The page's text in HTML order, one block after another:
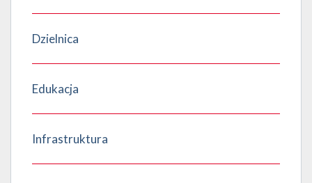
Dzielnica
Edukacja
Infrastruktura